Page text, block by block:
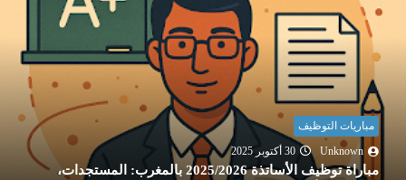
مباريات التوظيف
Unknown
30 أكتوبر 2025
مباراة توظيف الأساتذة 2025/2026 بالمغرب: المستجدات،